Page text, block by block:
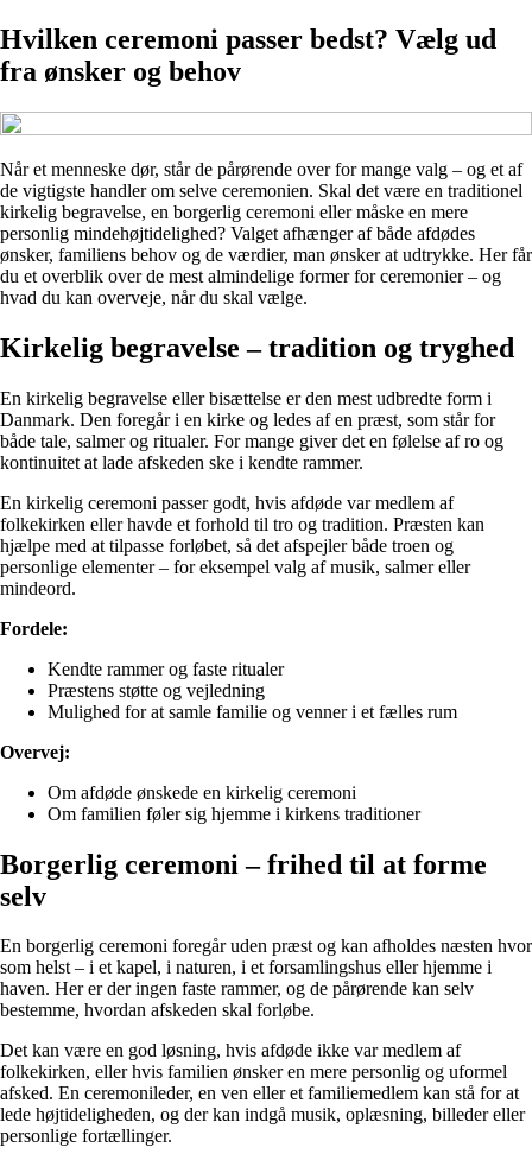
Hvilken ceremoni passer bedst? Vælg ud
fra ønsker og behov
Når et menneske dør, står de pårørende over for mange valg – og et af
de vigtigste handler om selve ceremonien. Skal det være en traditionel
kirkelig begravelse, en borgerlig ceremoni eller måske en mere
personlig mindehøjtidelighed? Valget afhænger af både afdødes
ønsker, familiens behov og de værdier, man ønsker at udtrykke. Her får
du et overblik over de mest almindelige former for ceremonier – og
hvad du kan overveje, når du skal vælge.
Kirkelig begravelse – tradition og tryghed
En kirkelig begravelse eller bisættelse er den mest udbredte form i
Danmark. Den foregår i en kirke og ledes af en præst, som står for
både tale, salmer og ritualer. For mange giver det en følelse af ro og
kontinuitet at lade afskeden ske i kendte rammer.
En kirkelig ceremoni passer godt, hvis afdøde var medlem af
folkekirken eller havde et forhold til tro og tradition. Præsten kan
hjælpe med at tilpasse forløbet, så det afspejler både troen og
personlige elementer – for eksempel valg af musik, salmer eller
mindeord.
Fordele:
Kendte rammer og faste ritualer
Præstens støtte og vejledning
Mulighed for at samle familie og venner i et fælles rum
Overvej:
Om afdøde ønskede en kirkelig ceremoni
Om familien føler sig hjemme i kirkens traditioner
Borgerlig ceremoni – frihed til at forme
selv
En borgerlig ceremoni foregår uden præst og kan afholdes næsten hvor
som helst – i et kapel, i naturen, i et forsamlingshus eller hjemme i
haven. Her er der ingen faste rammer, og de pårørende kan selv
bestemme, hvordan afskeden skal forløbe.
Det kan være en god løsning, hvis afdøde ikke var medlem af
folkekirken, eller hvis familien ønsker en mere personlig og uformel
afsked. En ceremonileder, en ven eller et familiemedlem kan stå for at
lede højtideligheden, og der kan indgå musik, oplæsning, billeder eller
personlige fortællinger.